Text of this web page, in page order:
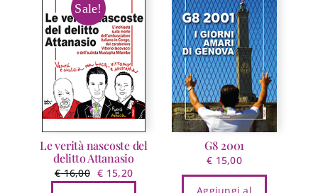
Sale!
Le verità nascoste del
delitto Attanasio
€16,00 Il
€ 15,20Il
G8 2001
€ 15,00
Aggiungi al